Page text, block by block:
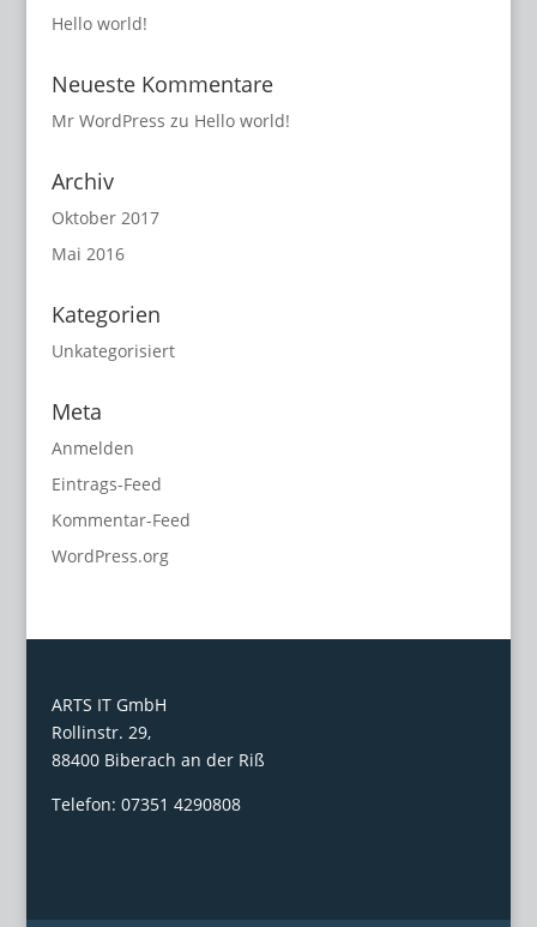
Hello world!
Neueste Kommentare
Mr WordPress zu Hello world!
Archiv
Oktober 2017
Mai 2016
Kategorien
Unkategorisiert
Meta
Anmelden
Eintrags-Feed
Kommentar-Feed
WordPress.org
ARTS IT GmbH
Rollinstr. 29,
88400 Biberach an der Riß
Telefon: 07351 4290808